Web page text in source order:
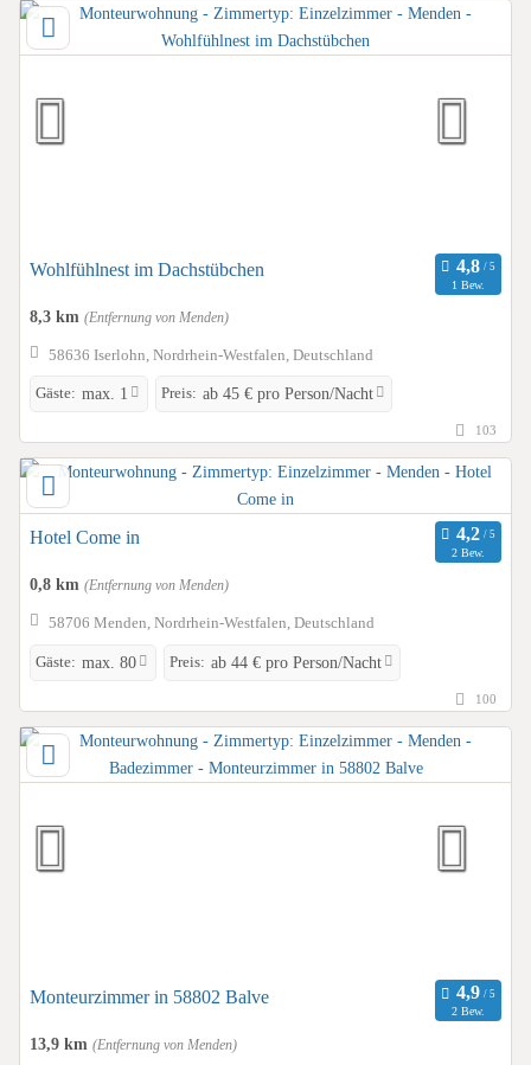
Wohlfühlnest im Dachstübchen
1 Bew.
8,3 km (Entfernung von Menden)
58636 Iserlohn, Nordrhein-Westfalen, Deutschland
Gäste: max. 1 Preis: ab 45 € pro Person/Nacht
103
Hotel Come in
2 Bew.
0,8 km (Entfernung von Menden)
58706 Menden, Nordrhein-Westfalen, Deutschland
Gäste: max. 80 Preis: ab 44 € pro Person/Nacht
100
Monteurzimmer in 58802 Balve
2 Bew.
13,9 km (Entfernung von Menden)